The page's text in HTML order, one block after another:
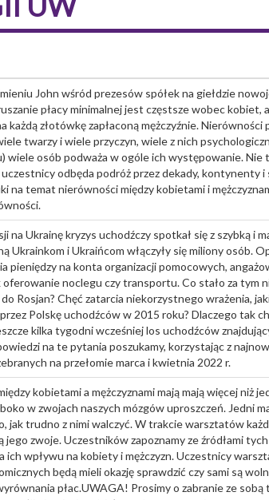
John wśród prezesów spółek na giełdzie
płacy minimalnej jest częstsze wobec kobiet,
każdą złotówkę zapłaconą mężczyźnie. Nierówności
twarzy i wiele przyczyn, wiele z nich
wiele osób podważa w ogóle ich występowanie. Nie
uczestnicy odbęda podróż przez dekady, kontynenty
na temat nierówności między kobietami i
na Ukrainę kryzys uchodźczy spotkał się z szybką i
Ukrainkom i Ukraińcom włączyły się miliony osób.
pieniędzy na konta organizacji pomocowych,
noclegu czy transportu. Co stało za tym
Rosjan? Chęć zatarcia niekorzystnego wrażenia,
Polskę uchodźców w 2015 roku? Dlaczego tak
kilka tygodni wcześniej los uchodźców
na te pytania poszukamy, korzystając z
na przełomie marca i kwietnia 2022 r.
kobietami a mężczyznami mają mają więcej niż
w zwojach naszych mózgów uproszczeń. Jedni
jak trudno z nimi walczyć. W trakcie warsztatów
jego zwoje. Uczestników zapoznamy ze źródłami
ich wpływu na kobiety i mężczyzn. Uczestnicy
będą mieli okazję sprawdzić czy sami są
płac.UWAGA! Prosimy o zabranie ze